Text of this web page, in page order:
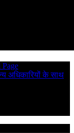
अधिकारियों के साथ